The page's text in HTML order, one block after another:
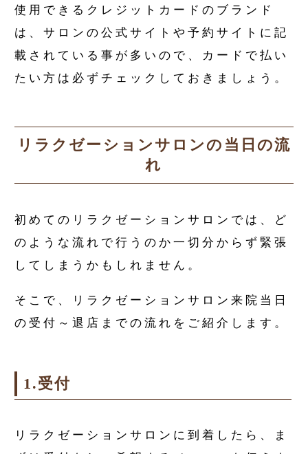
使用できるクレジットカードのブランド
は、サロンの公式サイトや予約サイトに記
載されている事が多いので、カードで払い
たい方は必ずチェックしておきましょう。
リラクゼーションサロンの当日の流
れ
初めてのリラクゼーションサロンでは、ど
のような流れで行うのか一切分からず緊張
してしまうかもしれません。
そこで、リラクゼーションサロン来院当日
の受付～退店までの流れをご紹介します。
1.受付
リラクゼーションサロンに到着したら、ま